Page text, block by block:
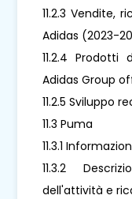
11.2.3 Vendite,
Adidas (2023-
11.2.4
Adidas Group
11.2.5 Sviluppo
11.3 Puma
11.3.1
11.3.2
dell'attività e